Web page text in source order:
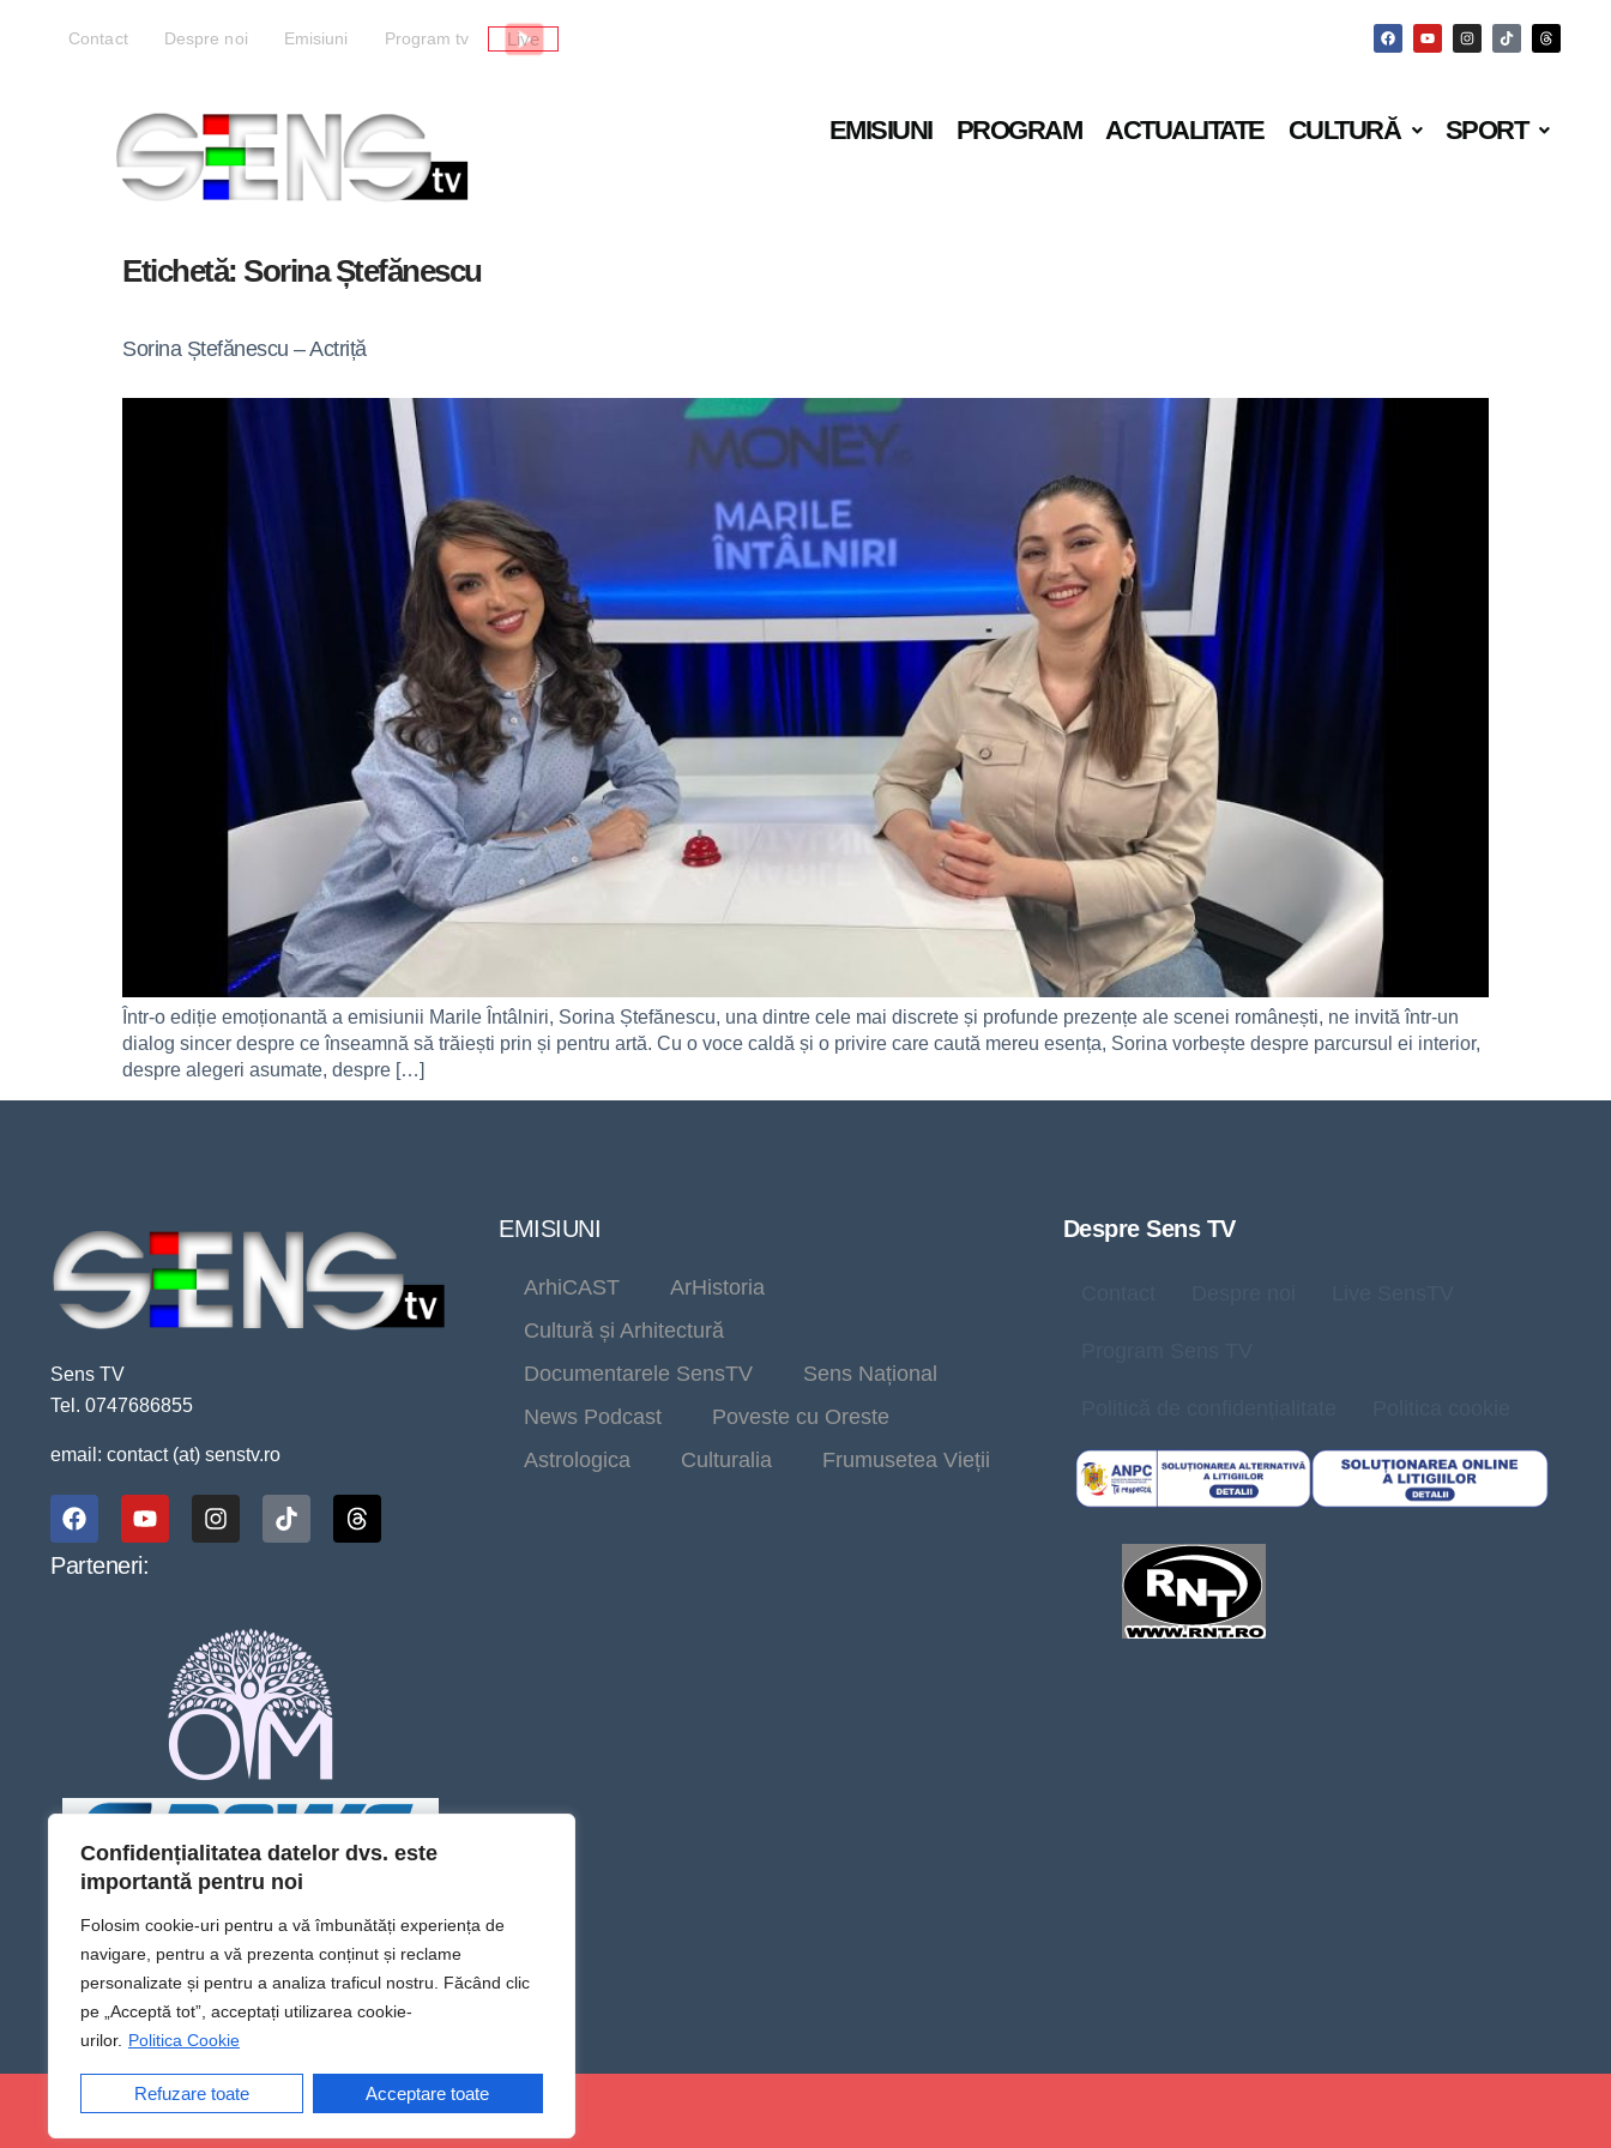
Confidențialitatea datelor dvs. este
importantă pentru noi
Folosim cookie-uri pentru a vă îmbunătăți experiența de
navigare, pentru a vă prezenta conținut și reclame
personalizate și pentru a analiza traficul nostru. Făcând clic
pe „Acceptă tot”, acceptați utilizarea cookie-
urilor. Politica Cookie
Refuzare toate Acceptare toate
Contact Despre noi Emisiuni Program tv Live
EMISIUNI PROGRAM ACTUALITATE CULTURĂ SPORT
Etichetă: Sorina Ștefănescu
Sorina Ștefănescu – Actriță
Într-o ediție emoționantă a emisiunii Marile Întâlniri, Sorina Ștefănescu, una dintre cele mai discrete și profunde prezențe ale scenei românești, ne invită într-un
dialog sincer despre ce înseamnă să trăiești prin și pentru artă. Cu o voce caldă și o privire care caută mereu esența, Sorina vorbește despre parcursul ei interior,
despre alegeri asumate, despre […]
Sens TV
Tel. 0747686855
email: contact (at) senstv.ro
Parteneri:
EMISIUNI
ArhiCAST
ArHistoria
Cultură și Arhitectură
Documentarele SensTV
Sens Național
News Podcast
Poveste cu Oreste
Astrologica
Culturalia Frumusetea Vieții
Despre Sens TV
@Sens TV | Dă sens omului din tine!